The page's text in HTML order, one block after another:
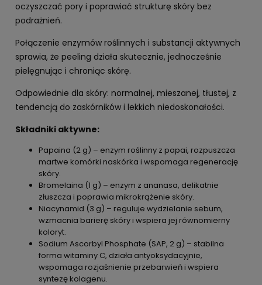
oczyszczać pory i poprawiać strukturę skóry bez
podrażnień.
Połączenie enzymów roślinnych i substancji aktywnych
sprawia, że peeling działa skutecznie, jednocześnie
pielęgnując i chroniąc skórę.
Odpowiednie dla skóry: normalnej, mieszanej, tłustej, z
tendencją do zaskórników i lekkich niedoskonałości.
Składniki aktywne:
Papaina (2 g) – enzym roślinny z papai, rozpuszcza
martwe komórki naskórka i wspomaga regenerację
skóry.
Bromelaina (1 g) – enzym z ananasa, delikatnie
złuszcza i poprawia mikrokrążenie skóry.
Niacynamid (3 g) – reguluje wydzielanie sebum,
wzmacnia barierę skóry i wspiera jej równomierny
koloryt.
Sodium Ascorbyl Phosphate (SAP, 2 g) – stabilna
forma witaminy C, działa antyoksydacyjnie,
wspomaga rozjaśnienie przebarwień i wspiera
syntezę kolagenu.